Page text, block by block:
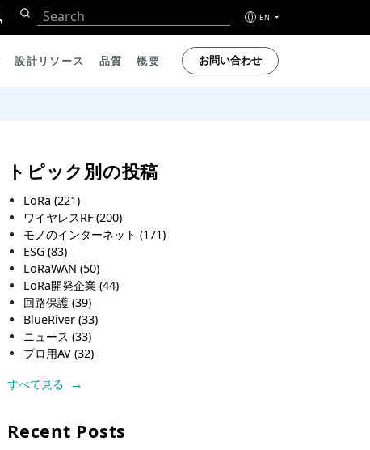
EN
設計リソース 品質 概要 お問い合わせ
トピック別の投稿
LoRa(221)
ワイヤレスRF(200)
モノのインターネット(171)
ESG(83)
LoRaWAN(50)
LoRa開発企業(44)
回路保護(39)
BlueRiver(33)
ニュース(33)
プロ用AV(32)
すべて見る
Recent Posts